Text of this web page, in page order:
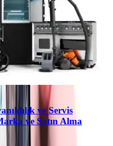
ve Servis
ve Satın Alma